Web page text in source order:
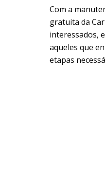
Com a
gratuita da
interessados,
aqueles que
etapas